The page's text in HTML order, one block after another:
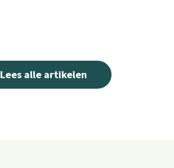
Lees alle artikelen